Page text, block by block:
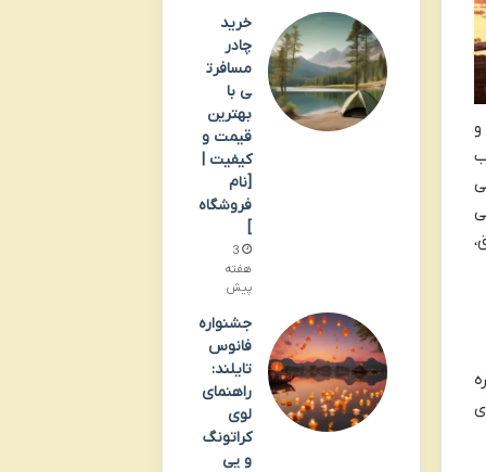
خرید
چادر
مسافرت
ی با
بهترین
قیمت و
کیفیت |
[نام
فروشگاه
]
3
هفته
پیش
جشنواره
فانوس
تایلند:
راهنمای
لوی
کراتونگ
و یی